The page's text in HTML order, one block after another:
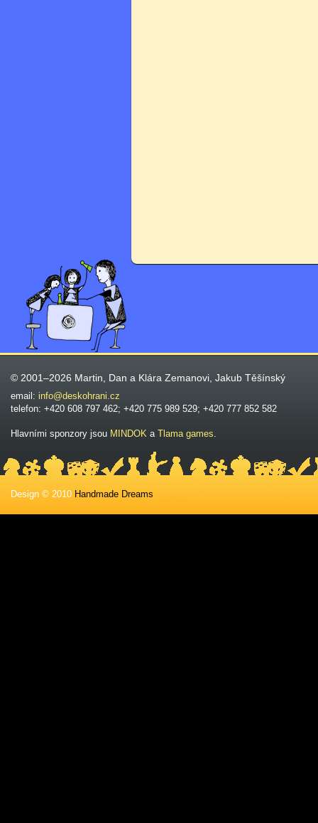
© 2001–2026 Martin, Dan a Klára Zemanovi, Jakub Těšínský
email: info@deskohrani.cz
telefon: +420 608 797 462; +420 775 989 529; +420 777 852 582
Hlavními sponzory jsou MINDOK a Tlama games.
Design © 2010 Handmade Dreams